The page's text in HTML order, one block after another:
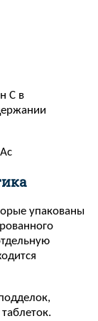
C в
упакованы